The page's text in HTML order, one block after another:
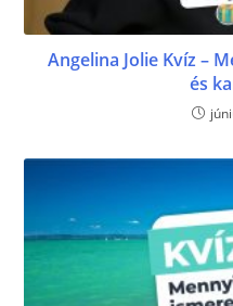
Angelina Jolie Kvíz –
és